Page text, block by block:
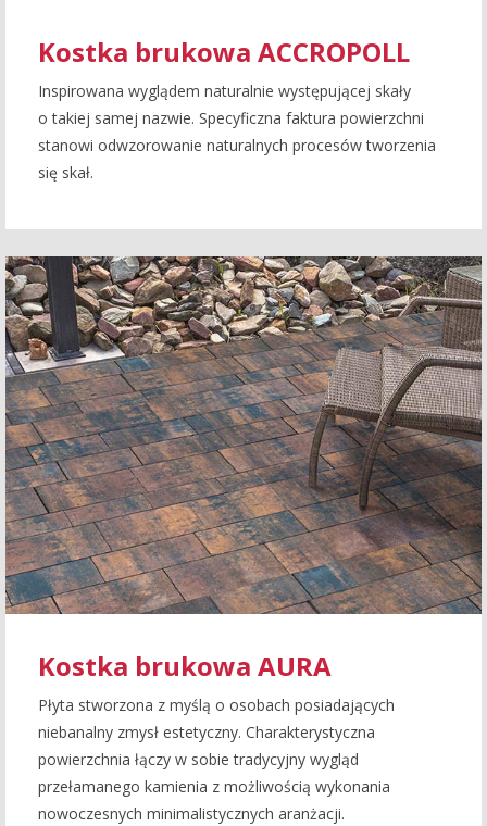
Kostka brukowa ACCROPOLL
Inspirowana wyglądem naturalnie występującej skały
o takiej samej nazwie. Specyficzna faktura powierzchni
stanowi odwzorowanie naturalnych procesów tworzenia
się skał.
Kostka brukowa AURA
Płyta stworzona z myślą o osobach posiadających
niebanalny zmysł estetyczny. Charakterystyczna
powierzchnia łączy w sobie tradycyjny wygląd
przełamanego kamienia z możliwością wykonania
nowoczesnych minimalistycznych aranżacji.